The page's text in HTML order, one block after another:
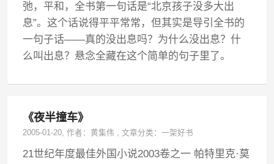
弛，平和，全书第一句话是“北京孩子没多大出
息”。这个话说得平平常常，但其实是导引全书的
一句子话——真的没出息吗？为什么没出息？什
么叫出息？悬念全藏在这个简单的句子里了。
《夜半撞车》
2005-01-20, 作者：黄集伟 ,文章分类：一架好书
21世纪年度最佳外国小说2003卷之一 帕特里克·莫